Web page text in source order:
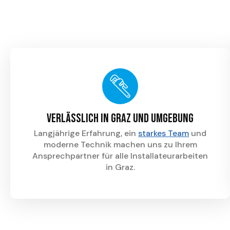
Gastherme
sicher & effizient
modernisieren
Alte Gastherme? Wir tauschen Ihr Gerät
Anschlüssen. Jetzt Termin in Graz sichern!
Verlässlich in Graz und Umgebung
Langjährige Erfahrung, ein starkes Team und
moderne Technik machen uns zu Ihrem
Ansprechpartner für alle Installateurarbeiten
in Graz.